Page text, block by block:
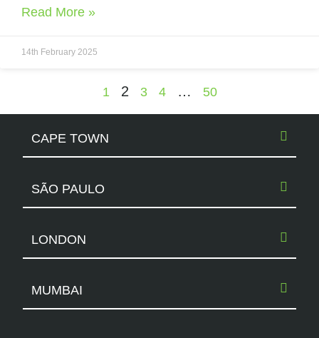
Read More »
14th February 2025
1 2 3 4 … 50
CAPE TOWN
SÃO PAULO
LONDON
MUMBAI